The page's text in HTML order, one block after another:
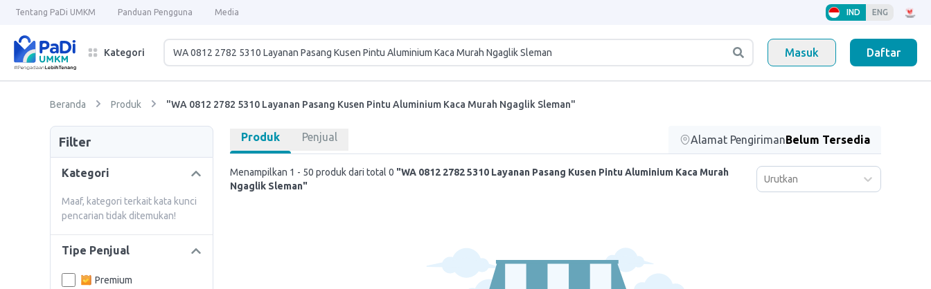
Tentang PaDi UMKM Panduan Pengguna Media IND ENG
Kategori Masuk Daftar
Beranda Produk "WA 0812 2782 5310 Layanan Pasang Kusen Pintu Aluminium Kaca Murah Ngaglik Sleman"
Filter
Kategori
Maaf, kategori terkait kata kunci
pencarian tidak ditemukan!
Tipe Penjual
Premium
Produk Penjual Alamat PengirimanBelum Tersedia
Menampilkan 1 - 50 produk dari total 0 "WA 0812 2782 5310 Layanan Pasang Kusen Pintu Aluminium Kaca Murah
Ngaglik Sleman"
Urutkan